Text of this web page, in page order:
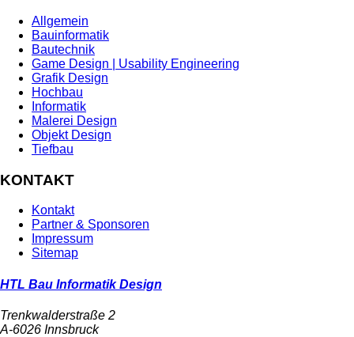
Allgemein
Bauinformatik
Bautechnik
Game Design | Usability Engineering
Grafik Design
Hochbau
Informatik
Malerei Design
Objekt Design
Tiefbau
KONTAKT
Kontakt
Partner & Sponsoren
Impressum
Sitemap
HTL Bau Informatik Design
Trenkwalderstraße 2
A-6026 Innsbruck